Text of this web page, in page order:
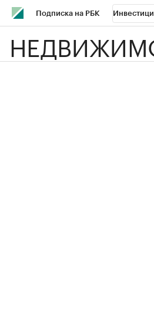
Подписка на РБК
Школа управления РБК РБК